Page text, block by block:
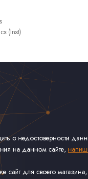
(Inst)
о недостоверности
на данном сайте,
сайт для своего